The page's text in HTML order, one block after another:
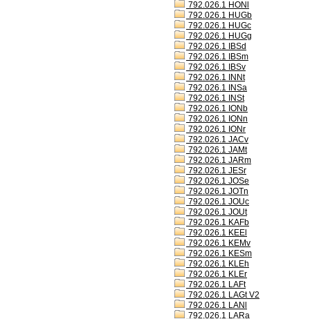
792.026.1 HONl
792.026.1 HUGb
792.026.1 HUGc
792.026.1 HUGg
792.026.1 IBSd
792.026.1 IBSm
792.026.1 IBSv
792.026.1 INNt
792.026.1 INSa
792.026.1 INSt
792.026.1 IONb
792.026.1 IONn
792.026.1 IONr
792.026.1 JACv
792.026.1 JAMt
792.026.1 JARm
792.026.1 JESr
792.026.1 JOSe
792.026.1 JOTn
792.026.1 JOUc
792.026.1 JOUt
792.026.1 KAFb
792.026.1 KEEl
792.026.1 KEMv
792.026.1 KESm
792.026.1 KLEh
792.026.1 KLEr
792.026.1 LAFt
792.026.1 LAGt V2
792.026.1 LANl
792.026.1 LARa